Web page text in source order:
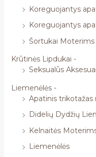
Koreguojantys
Koreguojantys
Šortukai Moterims
Krūtinės Lipdukai -
Seksualūs
Liemenėlės -
Apatinis trikotažas
Didelių Dydžių
Kelnaitės
Liemenėlės